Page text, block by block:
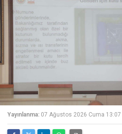
Yayınlanma: 07 Ağustos 2026 Cuma 13:07